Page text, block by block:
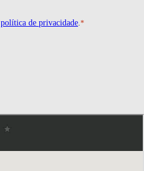
política de privacidade *